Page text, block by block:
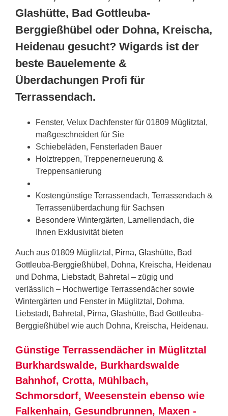
Glashütte, Bad Gottleuba-
Berggießhübel oder Dohna, Kreischa,
Heidenau gesucht? Wigards ist der
beste Bauelemente &
Überdachungen Profi für
Terrassendach.
Fenster, Velux Dachfenster für 01809 Müglitztal,
maßgeschneidert für Sie
Schiebeläden, Fensterladen Bauer
Holztreppen, Treppenerneuerung &
Treppensanierung
Kostengünstige Terrassendach, Terrassendach &
Terrassenüberdachung für Sachsen
Besondere Wintergärten, Lamellendach, die
Ihnen Exklusivität bieten
Auch aus 01809 Müglitztal, Pirna, Glashütte, Bad
Gottleuba-Berggießhübel , Dohna, Kreischa, Heidenau
und Dohma, Liebstadt, Bahretal – zügig und
verlässlich – Hochwertige Terrassendächer sowie
Wintergärten und Fenster in Müglitztal, Dohma,
Liebstadt, Bahretal, Pirna, Glashütte, Bad Gottleuba-
Berggießhübel wie auch Dohna, Kreischa, Heidenau.
Günstige Terrassendächer in Müglitztal
Burkhardswalde, Burkhardswalde
Bahnhof, Crotta, Mühlbach,
Schmorsdorf, Weesenstein ebenso wie
Falkenhain, Gesundbrunnen, Maxen -